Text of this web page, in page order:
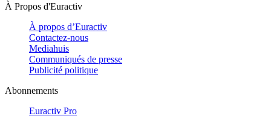
À Propos d'Euractiv
À propos d’Euractiv
Contactez-nous
Mediahuis
Communiqués de presse
Publicité politique
Abonnements
Euractiv Pro